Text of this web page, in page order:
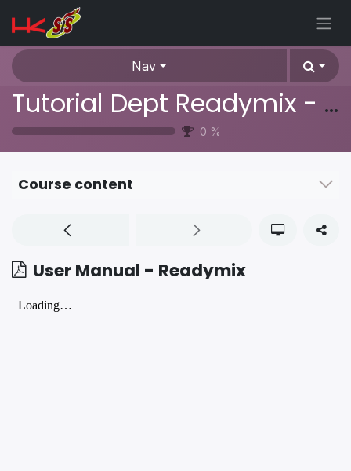
Skip to Content
Nav
Tutorial Dept Readymix - Cara Penggunaan Aplikasi Odoo ERP
0 %
Course content
User Manual - Readymix